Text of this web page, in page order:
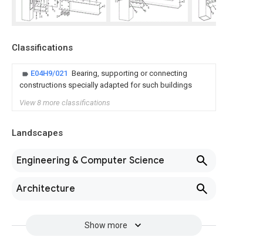
Classifications
E04H9/021 Bearing, supporting or connecting
constructions specially adapted for such buildings
View 8 more classifications
Landscapes
Engineering & Computer Science
Architecture
Show more